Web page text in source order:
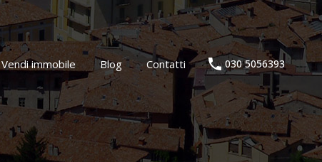
Agenzia immobiliare Vendi immobile Blog
Contatti
Vendi immobile Blog Contatti 030 5056393